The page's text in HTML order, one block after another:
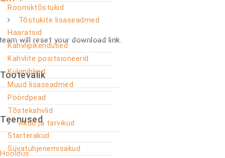
Roomiktõstukid
Tõstukite lisaseadmed
Haaratsid
Kahvlipikendused
Kahvlite positsioneerid
Külgnihked
Muud lisaseadmed
Pöördpead
Tõstekahvlid
Akud ja tarvikud
Starterakud
Süvatühjenemisakud
will reset your download link.
Tootevalik
Teenused
Hooldus